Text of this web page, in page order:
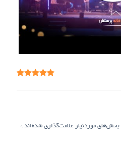
بخش‌های موردنیاز علامت‌گذاری شده‌اند *